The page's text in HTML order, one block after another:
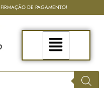
DE PAGAMENTO!